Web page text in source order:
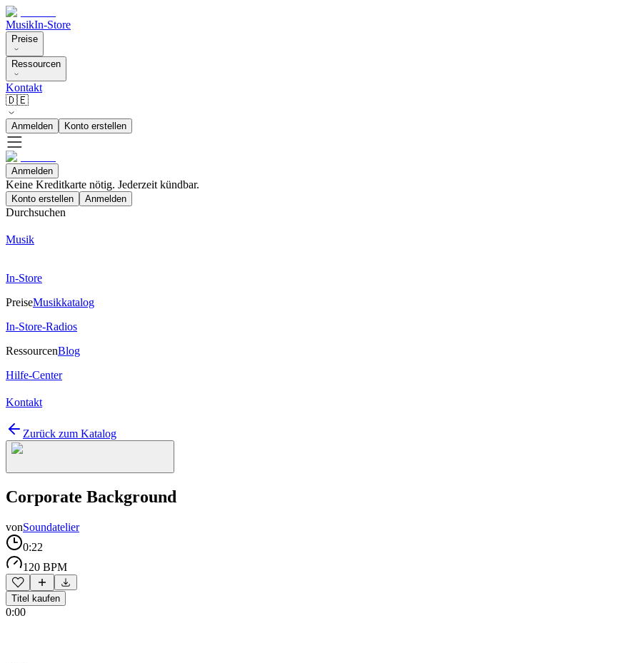
MusikIn-Store
Preise
Ressourcen
Kontakt
🇩🇪
Anmelden Konto erstellen
Anmelden
Keine Kreditkarte nötig. Jederzeit kündbar.
Konto erstellen Anmelden
Durchsuchen
Musik
In-Store
PreiseMusikkatalog
In-Store-Radios
RessourcenBlog
Hilfe-Center
Kontakt
Zurück zum Katalog
Corporate Background
vonSoundatelier
0:22
120 BPM
Titel kaufen
0:00